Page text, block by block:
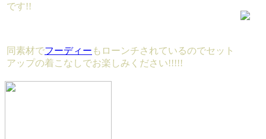
です!!
同素材でフーディー もローンチされているのでセット
アップの着こなしでお楽しみください!!!!!